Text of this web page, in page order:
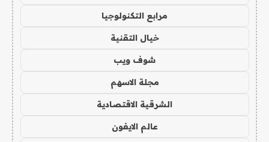
مرابع التكنولوجيا
خيال التقنية
شوف ويب
مجلة الاسهم
الشرقية الاقتصادية
عالم الايفون